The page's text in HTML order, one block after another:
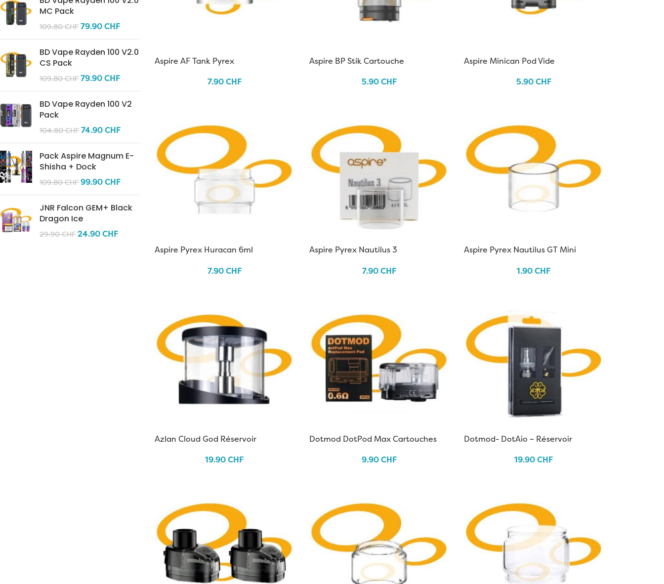
MC Pack
109.80CHF 79.90CHF
BD Vape Rayden 100 V2.0
CS Pack
109.80CHF 79.90CHF
BD Vape Rayden 100 V2
Pack
104.80CHF 74.90CHF
Pack Aspire Magnum E-
Shisha + Dock
109.80CHF 99.90CHF
JNR Falcon GEM+ Black
Dragon Ice
29.90CHF 24.90CHF
Aspire AF Tank Pyrex
7.90CHF
Aspire BP Stik Cartouche
5.90CHF
Aspire Minican Pod Vide
5.90CHF
Aspire Pyrex Huracan 6ml
7.90CHF
Aspire Pyrex Nautilus 3
7.90CHF
Aspire Pyrex Nautilus GT Mini
1.90CHF
Azlan Cloud God Réservoir
19.90CHF
Dotmod DotPod Max Cartouches
9.90CHF
Dotmod- DotAio – Réservoir
19.90CHF